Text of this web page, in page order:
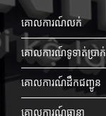
គោលការណ៍លក់
គោលការណ៍ទូទាត់ប្រាក់
គោលការណ៍ដឹកជញ្ជូន
គោលការណ៍ធានា